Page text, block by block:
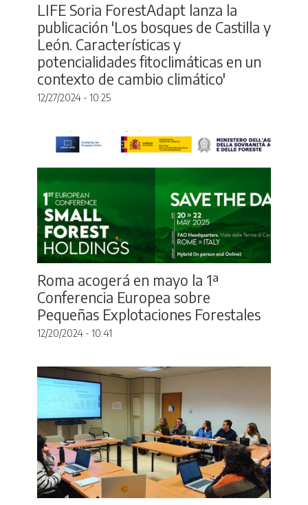
LIFE Soria ForestAdapt lanza la
publicación 'Los bosques de Castilla y
León. Características y
potencialidades fitoclimáticas en un
contexto de cambio climático'
12/27/2024 - 10:25
Roma acogerá en mayo la 1ª
Conferencia Europea sobre
Pequeñas Explotaciones Forestales
12/20/2024 - 10:41